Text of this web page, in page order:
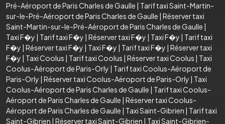
Pré-Aéroport de Paris Charles de Gaulle | Tarif taxi Saint-Martin-
sur-le-Pré-Aéroport de Paris Charles de Gaulle | Réserver taxi
Saint-Martin-sur-le-Pré-Aéroport de Paris Charles de Gaulle |
Taxi F�y | Tarif taxi F�y | Réserver taxi F�y | Taxi F�y | Tarif taxi
F�y | Réserver taxi F�y | Taxi F�y | Tarif taxi F�y | Réserver taxi
F�y | Taxi Coolus | Tarif taxi Coolus | Réserver taxi Coolus | Taxi
Coolus-Aéroport de Paris-Orly | Tarif taxi Coolus-Aéroport de
Paris-Orly | Réserver taxi Coolus-Aéroport de Paris-Orly | Taxi
Coolus-Aéroport de Paris Charles de Gaulle | Tarif taxi Coolus-
Aéroport de Paris Charles de Gaulle | Réserver taxi Coolus-
Aéroport de Paris Charles de Gaulle | Taxi Saint-Gibrien | Tarif taxi
Saint-Gibrien | Réserver taxi Saint-Gibrien | Taxi Saint-Gibrien-